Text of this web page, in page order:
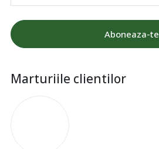
Aboneaza-te
Marturiile clientilor